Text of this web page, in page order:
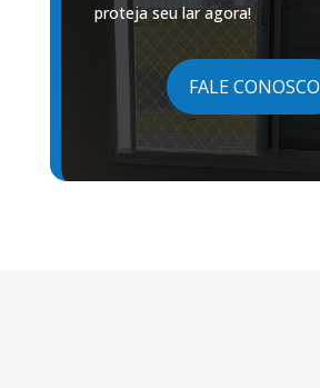
proteja seu lar agora!
FALE CONOSCO